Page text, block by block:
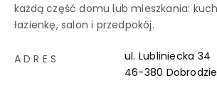
każdą część domu lub mieszkania:
łazienkę, salon i przedpokój.
ADRES
ul. Lubliniecka 34
46-380